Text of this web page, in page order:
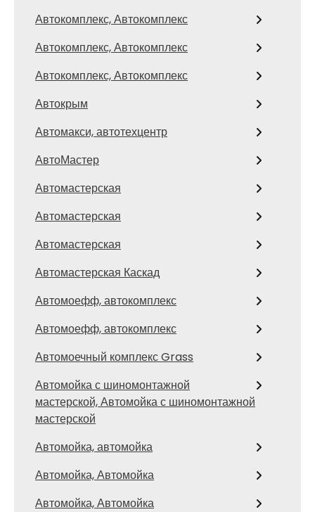
Автокомплекс, Автокомплекс
Автокомплекс, Автокомплекс
Автокомплекс, Автокомплекс
Автокрым
Автомакси, автотехцентр
АвтоМастер
Автомастерская
Автомастерская
Автомастерская
Автомастерская Каскад
Автомоефф, автокомплекс
Автомоефф, автокомплекс
Автомоечный комплекс Grass
Автомойка с шиномонтажной
мастерской, Автомойка с шиномонтажной
мастерской
Автомойка, автомойка
Автомойка, Автомойка
Автомойка, Автомойка